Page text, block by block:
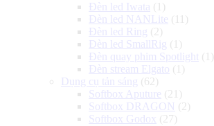
Đèn led Iwata (1)
Đèn led NANLite (11)
Đèn led Ring (2)
Đèn led SmallRig (1)
Đèn quay phim Spotlight (1)
Đèn stream Elgato (1)
Dụng cụ tản sáng (62)
Softbox Aputure (21)
Softbox DRAGON (2)
Softbox Godox (27)